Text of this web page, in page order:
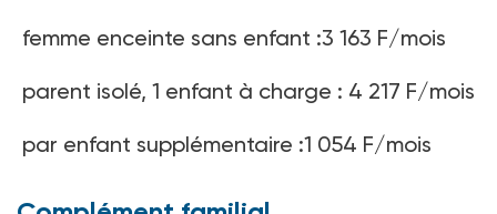
femme enceinte sans enfant :3 163 F/mois
parent isolé, 1 enfant à charge : 4 217 F/mois
par enfant supplémentaire :1 054 F/mois